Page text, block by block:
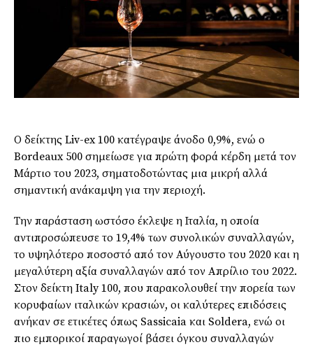
Ο δείκτης Liv-ex 100 κατέγραψε άνοδο 0,9%, ενώ ο
Bordeaux 500 σημείωσε για πρώτη φορά κέρδη μετά τον
Μάρτιο του 2023, σηματοδοτώντας μια μικρή αλλά
σημαντική ανάκαμψη για την περιοχή.
Την παράσταση ωστόσο έκλεψε η Ιταλία, η οποία
αντιπροσώπευσε το 19,4% των συνολικών συναλλαγών,
το υψηλότερο ποσοστό από τον Αύγουστο του 2020 και η
μεγαλύτερη αξία συναλλαγών από τον Απρίλιο του 2022.
Στον δείκτη Italy 100, που παρακολουθεί την πορεία των
κορυφαίων ιταλικών κρασιών, οι καλύτερες επιδόσεις
ανήκαν σε ετικέτες όπως Sassicaia και Soldera, ενώ οι
πιο εμπορικοί παραγωγοί βάσει όγκου συναλλαγών